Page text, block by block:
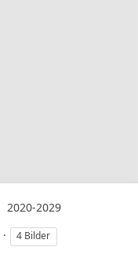
2020-2029
4 Bilder